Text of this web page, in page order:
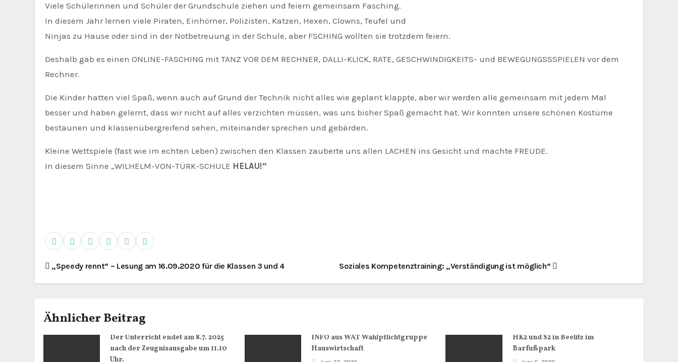
Viele Schülerinnen und Schüler der Grundschule ziehen und feiern gemeinsam Fasching.
In diesem Jahr lernen viele Piraten, Einhörner, Polizisten, Katzen, Hexen, Clowns, Teufel und
Ninjas zu Hause oder sind in der Notbetreuung in der Schule, aber FSCHING wollten sie trotzdem feiern.
Deshalb gab es einen ONLINE-FASCHING mit TANZ VOR DEM RECHNER, DALLI-KLICK, RATE, GESCHWINDIGKEITS- und BEWEGUNGSSSPIELEN vor dem
Rechner.
Die Kinder hatten viel Spaß, wenn auch auf Grund der Technik nicht alles wie geplant klappte, aber wir werden alle gemeinsam mit jedem Mal
besser und haben gelernt, dass wir nicht auf alles verzichten müssen, was uns bisher Spaß gemacht hat. Wir konnten unsere schönen Kostüme
bestaunen und klassenübergreifend sehen, miteinander sprechen und gebärden.
Kleine Wettspiele (fast wie im echten Leben) zwischen den Klassen zauberte uns allen LACHEN ins Gesicht und machte FREUDE.
In diesem Sinne „WILHELM-VON-TÜRK-SCHULE HELAU!“
B
e
i
t
„Speedy rennt“ – Lesung am 16.09.2020 für die Klassen 3 und 4 Soziales Kompetenztraining: „Verständigung ist möglich“
Ähnlicher Beitrag
Der Unterricht endet am 8.7. 2025
nach der Zeugnisausgabe um 11.10
Uhr.
INFO aus WAT Wahlpflichtgruppe
Hauswirtschaft
HK2 und S2 in Beelitz im
Barfußpark